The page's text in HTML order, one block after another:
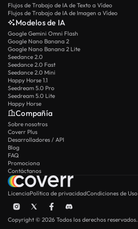
Flujos de Trabajo de IA de Texto a Vídeo
Flujos de Trabajo de IA de Imagen a Vídeo
Modelos de IA
Google Gemini Omni Flash
Google Nano Banana 2
Google Nano Banana 2 Lite
Seedance 2.0
Seedance 2.0 Fast
Seedance 2.0 Mini
Happy Horse 1.1
Seedream 5.0 Pro
Seedream 5.0 Lite
Happy Horse
Compañía
Sobre nosotros
Coverr Plus
Desarrolladores / API
Blog
FAQ
Promociona
Contáctanos
LicenciaPolítica de privacidadCondiciones de Uso
Copyright © 2026 Todos los derechos reservados.